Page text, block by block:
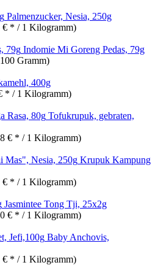
Palmenzucker, Nesia, 250g
€ * / 1 Kilogramm)
Indomie Mi Goreng Pedas, 79g
Gramm)
400g
* / 1 Kilogramm)
Tofukrupuk, gebraten,
€ * / 1 Kilogramm)
Krupuk Kampung
€ * / 1 Kilogramm)
Jasmintee Tong Tji, 25x2g
€ * / 1 Kilogramm)
Baby Anchovis,
€ * / 1 Kilogramm)